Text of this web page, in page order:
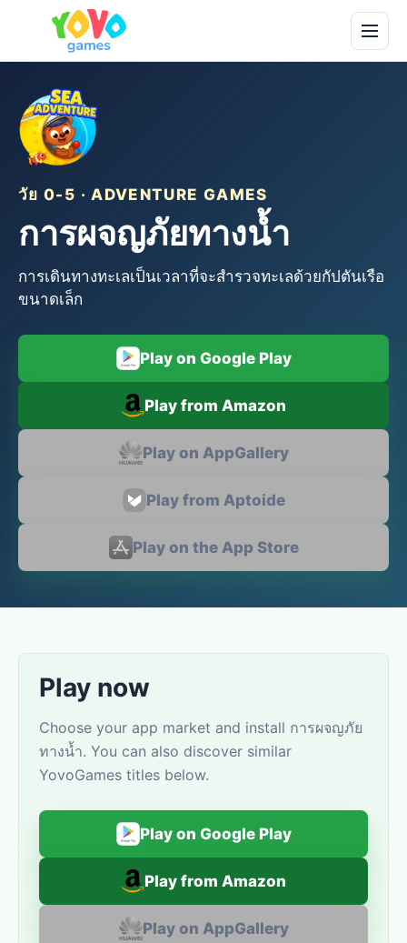
วัย 0-5 · ADVENTURE GAMES
การผจญภัยทางน้ำ
การเดินทางทะเลเป็นเวลาที่จะสำรวจทะเลด้วยกัปตันเรือ
ขนาดเล็ก
Play on Google Play
Play from Amazon
Play on AppGallery
Play from Aptoide
Play on the App Store
Play now
Choose your app market and install การผจญภัย
ทางน้ำ. You can also discover similar
YovoGames titles below.
Play on Google Play
Play from Amazon
Play on AppGallery